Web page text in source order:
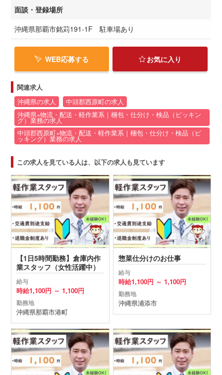
面談・登録場所
沖縄県那覇市銘苅191-1F 駐車場あり
WEB応募する お気に入り
関連求人
沖縄県の求人
中頭郡西原町の求人
沖縄県×物流・配送・軽作業系｜梱包・仕分け・検品（ピッキン
グ）業務の求人
中頭郡西原町×物流・配送・軽作業系｜梱包・仕分け・検品（ピ
ッキング）業務の求人
この求人を見ている人は、以下の求人も見ています
【1日5時間勤務】倉庫内作
業スタッフ（女性活躍中）
給与
時給1,100円 ～ 1,100円
勤務地
沖縄県那覇市港町
惣菜仕分けのお仕事
給与
時給1,100円 ～ 1,100円
勤務地
沖縄県浦添市